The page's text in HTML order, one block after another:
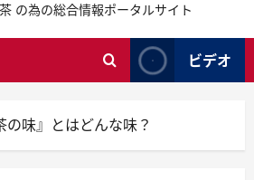
の為の総合情報ポータルサイト
ビデオ
の味』とはどんな味？